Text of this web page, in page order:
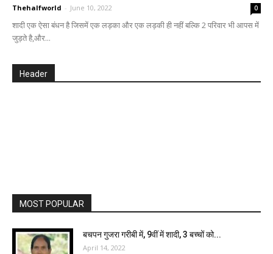
Thehalfworld - June 10, 2022 0
शादी एक ऐसा बंधन है जिसमें एक लड़का और एक लड़की ही नहीं बल्कि 2 परिवार भी आपस में
जुड़ते है,और...
Header
MOST POPULAR
बचपन गुजरा गरीबी में, 9वीं में शादी, 3 बच्चों को...
April 14, 2022